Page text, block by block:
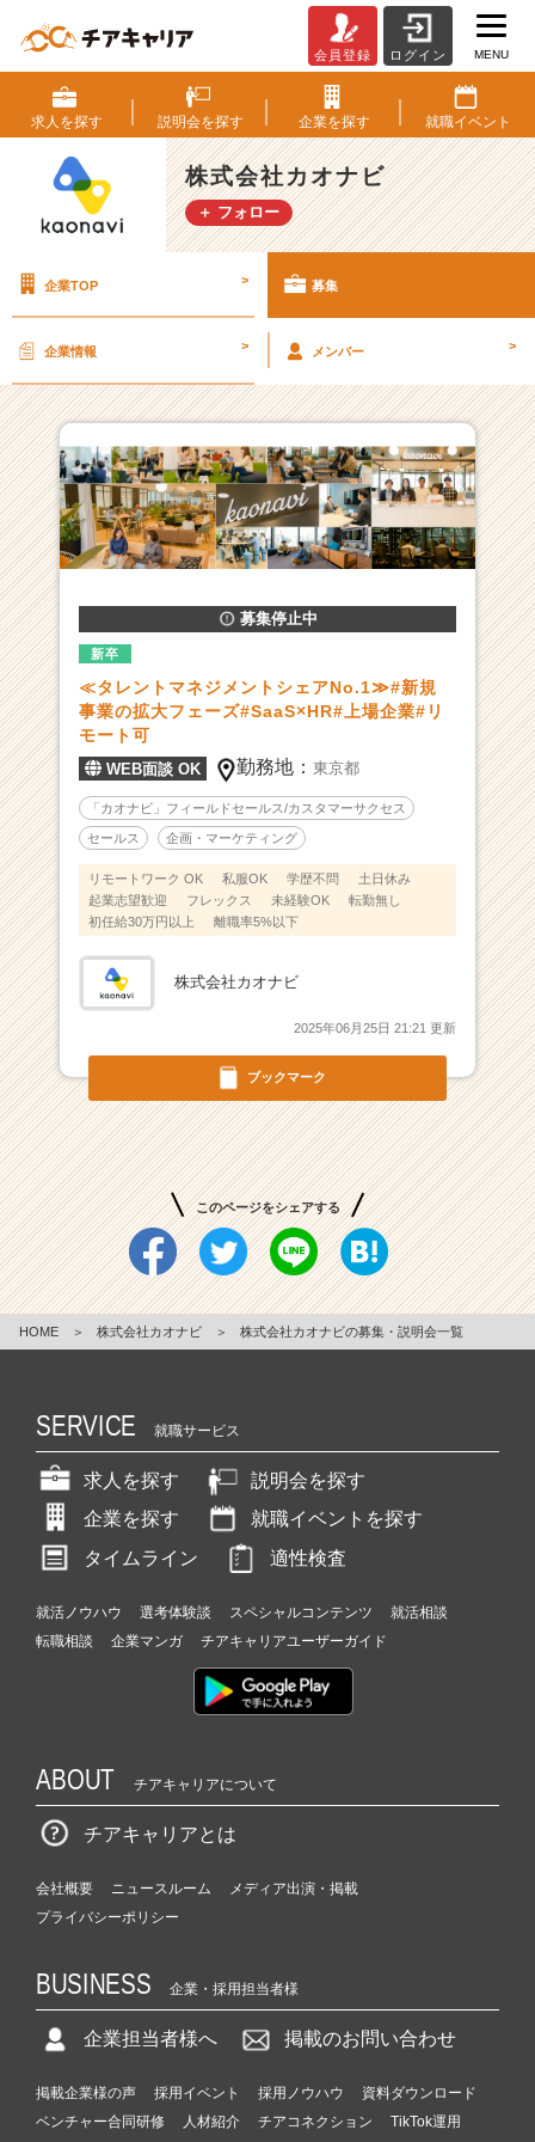
式
会
社
カ
オ
ナ
用/
一
覧
【8
年
連
続
業
N
o.
新
た
な
事
業
領
む"H
a
S
上
ベ
ベ
ン
長
企
業
か
ら
ウ
が
く
イ
チ
キ
ャ
会員登録 ログイン MENU
求人を探す 説明会を探す 企業を探す 就職イベント
株式会社カオナビ
＋ フォロー
企業TOP > 募集
企業情報 > メンバー >
ブックマーク
募集停止中
新卒
≪タレントマネジメントシェアNo.1≫#新規
事業の拡大フェーズ#SaaS×HR#上場企業#リ
モート可
WEB面談 OK 勤務地：東京都
「カオナビ」フィールドセールス/カスタマーサクセス
セールス 企画・マーケティング
リモートワーク OK 私服OK 学歴不問
土日休み
起業志望歓迎
フレックス 未経験OK
転勤無し
初任給30万円以上
離職率5%以下
株式会社カオナビ
2025年06月25日 21:21 更新
このページをシェアする
HOME ＞ 株式会社カオナビ ＞ 株式会社カオナビの募集・説明会一覧
SERVICE 就職サービス
求人を探す
説明会を探す
企業を探す
就職イベントを探す
タイムライン
適性検査
就活ノウハウ 選考体験談 スペシャルコンテンツ
就活相談
転職相談
企業マンガ チアキャリアユーザーガイド
ABOUT チアキャリアについて
チアキャリアとは
会社概要 ニュースルーム
メディア出演・掲載
プライバシーポリシー
BUSINESS 企業・採用担当者様
企業担当者様へ 掲載のお問い合わせ
掲載企業様の声 採用イベント 採用ノウハウ
資料ダウンロード
ベンチャー合同研修
人材紹介 チアコネクション
TikTok運用